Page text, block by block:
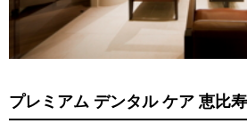
プレミアム デンタル ケア 恵比